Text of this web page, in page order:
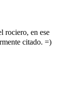
rociero, en ese
citado. =)